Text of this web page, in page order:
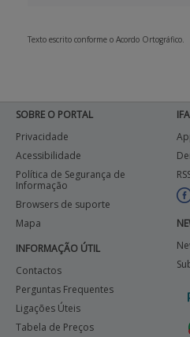
Texto escrito conforme o Acordo Ortográfico.
SOBRE O PORTAL
Privacidade
Acessibilidade
Política de Segurança de
Informação
Browsers de suporte
Mapa
INFORMAÇÃO ÚTIL
Contactos
Perguntas Frequentes
Ligações Úteis
Tabela de Preços